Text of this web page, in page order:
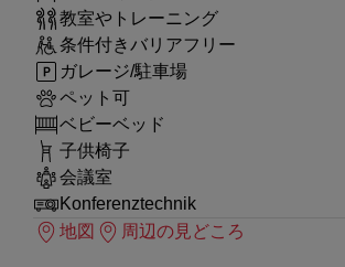
教室やトレーニング
条件付きバリアフリー
ガレージ/駐車場
ペット可
ベビーベッド
子供椅子
会議室
Konferenztechnik
地図
周辺の見どころ